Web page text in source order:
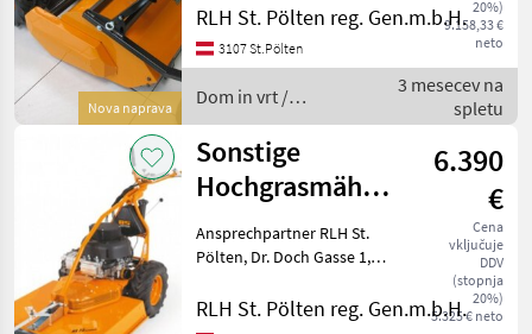
Nova naprava
20%)
9.158,33 €
neto
0.6.6.4.6.2.7.5.3.6.3 Josef
0.6.6.4.6.2.7.1.4.2.9 AS 901
RLH St. Pölten reg. Gen.m.b.H.
3107 St.Pölten
Dom in vrt /
Sonstige
3 mesecev na
spletu
Sonstige
Hochgrasmäher
AS 73 4T B&S
6.390
€
Cena
vključuje
DDV
(stopnja
20%)
5.325 € neto
Ansprechpartner RLH St.
Pölten, Dr. Doch Gasse 1,
0.6.6.4.6.2.7.5.3.6.3 Josef
RLH St. Pölten reg. Gen.m.b.H.